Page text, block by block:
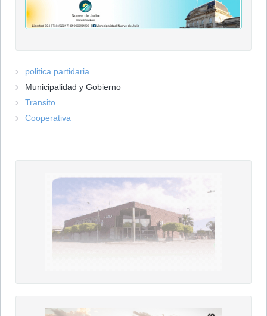
politica partidaria
Municipalidad y Gobierno
Transito
Cooperativa